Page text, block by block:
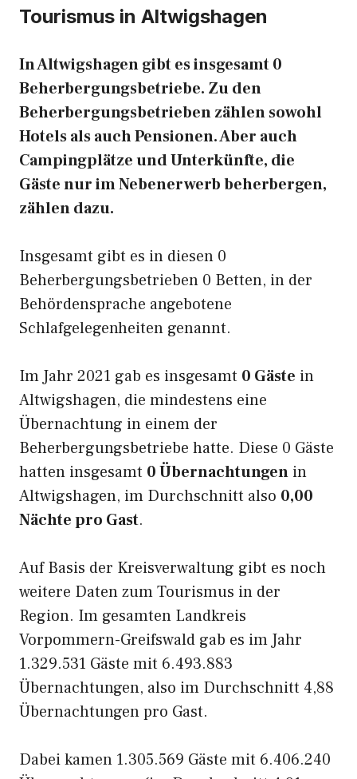
Tourismus in Altwigshagen
In Altwigshagen gibt es insgesamt 0
Beherbergungsbetriebe. Zu den
Beherbergungsbetrieben zählen sowohl
Hotels als auch Pensionen. Aber auch
Campingplätze und Unterkünfte, die
Gäste nur im Nebenerwerb beherbergen,
zählen dazu.
Insgesamt gibt es in diesen 0
Beherbergungsbetrieben 0 Betten, in der
Behördensprache angebotene
Schlafgelegenheiten genannt.
Im Jahr 2021 gab es insgesamt 0 Gäste in
Altwigshagen, die mindestens eine
Übernachtung in einem der
Beherbergungsbetriebe hatte. Diese 0 Gäste
hatten insgesamt 0 Übernachtungen in
Altwigshagen, im Durchschnitt also 0,00
Nächte pro Gast.
Auf Basis der Kreisverwaltung gibt es noch
weitere Daten zum Tourismus in der
Region. Im gesamten Landkreis
Vorpommern-Greifswald gab es im Jahr
1.329.531 Gäste mit 6.493.883
Übernachtungen, also im Durchschnitt 4,88
Übernachtungen pro Gast.
Dabei kamen 1.305.569 Gäste mit 6.406.240